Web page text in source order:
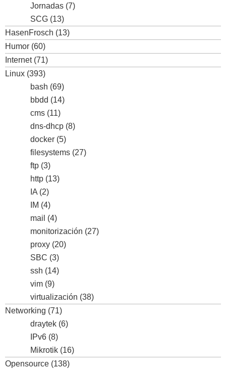
Jornadas (7)
SCG (13)
HasenFrosch (13)
Humor (60)
Internet(71)
Linux (393)
bash (69)
bbdd (14)
cms (11)
dns-dhcp (8)
docker (5)
filesystems (27)
ftp (3)
http (13)
IA (2)
IM (4)
mail (4)
monitorización (27)
proxy (20)
SBC (3)
ssh (14)
vim (9)
virtualización (38)
Networking (71)
draytek (6)
IPv6 (8)
Mikrotik (16)
Opensource (138)